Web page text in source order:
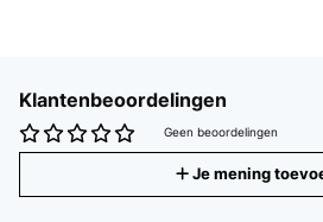
Klantenbeoordelingen
Geen beoordelingen
Je mening